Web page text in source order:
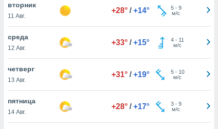
нашей
cookie
cookie
в
нашего
вторник
11 Авг.
+28° / +14° 5- 9
м/с
среда
12 Авг.
+33° / +15° 4- 11
м/с
четверг
13 Авг.
+31° / +19° 5- 10
м/с
пятница
14 Авг.
+28° / +17° 3- 9
м/с